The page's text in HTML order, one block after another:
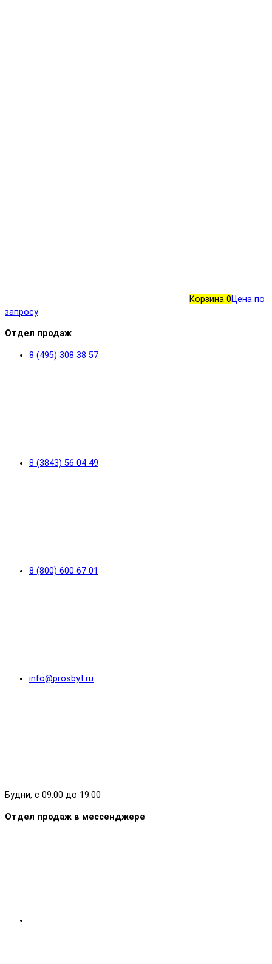
Корзина 0Цена по
запросу
Отдел продаж
8 (495) 308 38 57
8 (3843) 56 04 49
8 (800) 600 67 01
info@prosbyt.ru
Будни, с 09.00 до 19.00
Отдел продаж в мессенджере